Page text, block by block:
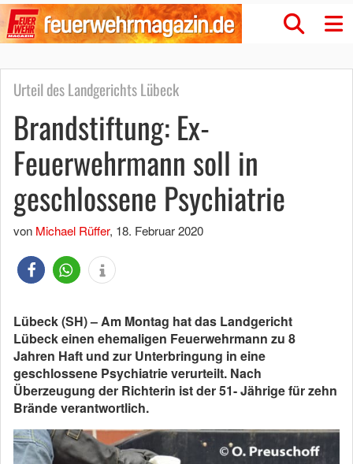
Urteil des Landgerichts Lübeck
Brandstiftung: Ex-
Feuerwehrmann soll in
geschlossene Psychiatrie
von Michael Rüffer, 18. Februar 2020
Lübeck (SH) – Am Montag hat das Landgericht
Lübeck einen ehemaligen Feuerwehrmann zu 8
Jahren Haft und zur Unterbringung in eine
geschlossene Psychiatrie verurteilt. Nach
Überzeugung der Richterin ist der 51- Jährige für zehn
Brände verantwortlich.